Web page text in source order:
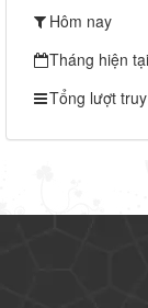
Hôm nay
Tháng hiện tại
Tổng lượt